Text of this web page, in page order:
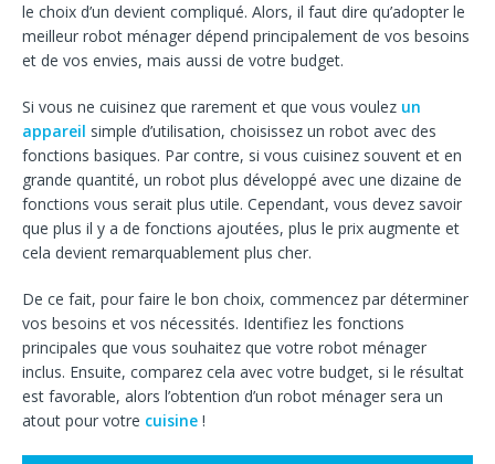
le choix d’un devient compliqué. Alors, il faut dire qu’adopter le
meilleur robot ménager dépend principalement de vos besoins
et de vos envies, mais aussi de votre budget.
Si vous ne cuisinez que rarement et que vous voulez un
appareil simple d’utilisation, choisissez un robot avec des
fonctions basiques. Par contre, si vous cuisinez souvent et en
grande quantité, un robot plus développé avec une dizaine de
fonctions vous serait plus utile. Cependant, vous devez savoir
que plus il y a de fonctions ajoutées, plus le prix augmente et
cela devient remarquablement plus cher.
De ce fait, pour faire le bon choix, commencez par déterminer
vos besoins et vos nécessités. Identifiez les fonctions
principales que vous souhaitez que votre robot ménager
inclus. Ensuite, comparez cela avec votre budget, si le résultat
est favorable, alors l’obtention d’un robot ménager sera un
atout pour votre cuisine !